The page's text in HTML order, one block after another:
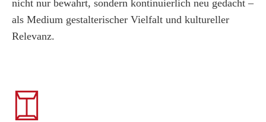
nicht nur bewahrt, sondern kontinuierlich neu gedacht –
als Medium gestalterischer Vielfalt und kultureller
Relevanz.